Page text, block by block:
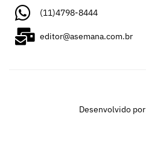
(11)4798-8444
editor@asemana.com.br
Desenvolvido por